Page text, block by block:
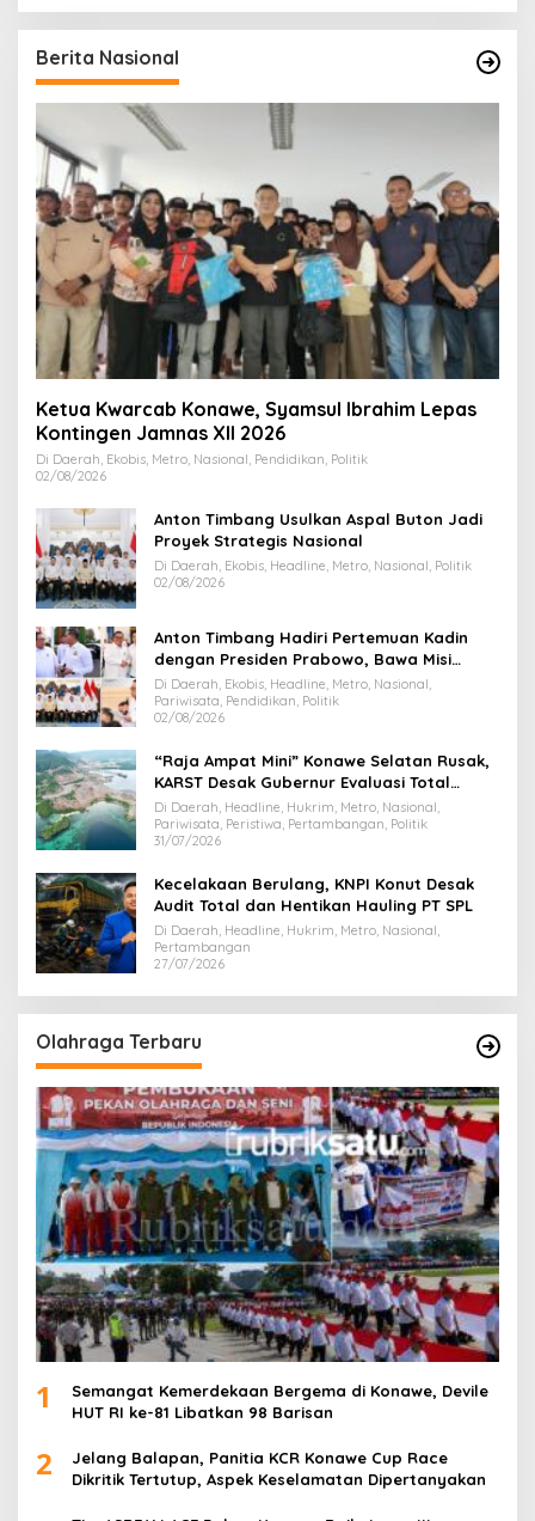
Berita Nasional
Ketua Kwarcab Konawe, Syamsul Ibrahim Lepas
Kontingen Jamnas XII 2026
Di Daerah, Ekobis, Metro, Nasional, Pendidikan, Politik
02/08/2026
Anton Timbang Usulkan Aspal Buton Jadi
Proyek Strategis Nasional
Di Daerah, Ekobis, Headline, Metro, Nasional, Politik
02/08/2026
Anton Timbang Hadiri Pertemuan Kadin
dengan Presiden Prabowo, Bawa Misi
Majukan Ekonomi Sultra
Di Daerah, Ekobis, Headline, Metro, Nasional,
Pariwisata, Pendidikan, Politik
02/08/2026
“Raja Ampat Mini” Konawe Selatan Rusak,
KARST Desak Gubernur Evaluasi Total
Dispar Sultra
Di Daerah, Headline, Hukrim, Metro, Nasional,
Pariwisata, Peristiwa, Pertambangan, Politik
31/07/2026
Kecelakaan Berulang, KNPI Konut Desak
Audit Total dan Hentikan Hauling PT SPL
Di Daerah, Headline, Hukrim, Metro, Nasional,
Pertambangan
27/07/2026
Olahraga Terbaru
1
Semangat Kemerdekaan Bergema di Konawe, Devile
HUT RI ke-81 Libatkan 98 Barisan
2
Jelang Balapan, Panitia KCR Konawe Cup Race
Dikritik Tertutup, Aspek Keselamatan Dipertanyakan